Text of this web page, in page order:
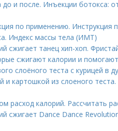
до и после. Инъекции ботокса:
по применению. Инструкция
Индекс массы тела (ИМТ)
сжигает танец хип-хоп.
сжигают калории и
слоёного теста с курицей в
и картошкой из слоеного
расход калорий. Рассчитать
сжигает Dance Dance